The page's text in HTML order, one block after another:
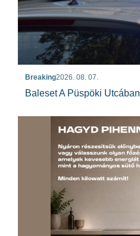
Breaking2026. 08. 07.
Baleset A Püspöki Utcában